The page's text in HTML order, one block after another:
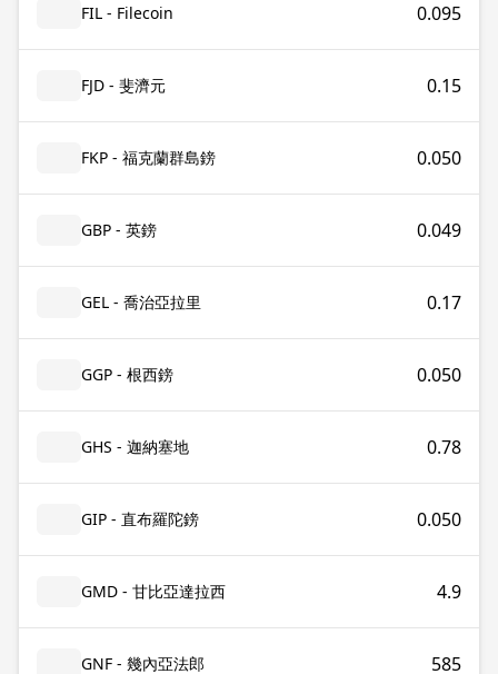
FIL - Filecoin 0.095
FJD - 斐濟元 0.15
FKP - 福克蘭群島鎊 0.050
GBP - 英鎊 0.049
GEL - 喬治亞拉里 0.17
GGP - 根西鎊 0.050
GHS - 迦納塞地 0.78
GIP - 直布羅陀鎊 0.050
GMD - 甘比亞達拉西 4.9
GNF - 幾內亞法郎 585